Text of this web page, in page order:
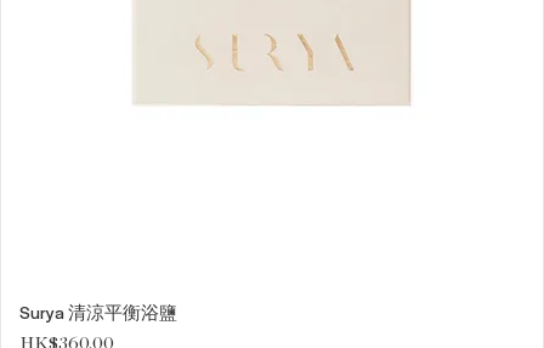
Surya 清涼平衡浴鹽
價格
HK$360.00